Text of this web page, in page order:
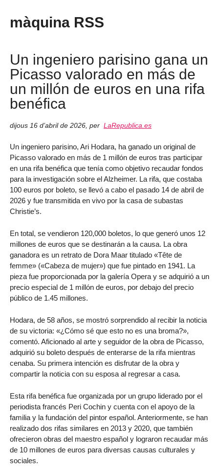
màquina RSS
Un ingeniero parisino gana un
Picasso valorado en más de
un millón de euros en una rifa
benéfica
dijous 16 d’abril de 2026 per LaRepublica.es
Un ingeniero parisino, Ari Hodara, ha ganado un original de
Picasso valorado en más de 1 millón de euros tras participar
en una rifa benéfica que tenía como objetivo recaudar fondos
para la investigación sobre el Alzheimer. La rifa, que costaba
100 euros por boleto, se llevó a cabo el pasado 14 de abril de
2026 y fue transmitida en vivo por la casa de subastas
Christie’s.
En total, se vendieron 120,000 boletos, lo que generó unos 12
millones de euros que se destinarán a la causa. La obra
ganadora es un retrato de Dora Maar titulado «Tête de
femme» («Cabeza de mujer») que fue pintado en 1941. La
pieza fue proporcionada por la galería Opera y se adquirió a un
precio especial de 1 millón de euros, por debajo del precio
público de 1.45 millones.
Hodara, de 58 años, se mostró sorprendido al recibir la noticia
de su victoria: «¿Cómo sé que esto no es una broma?»,
comentó. Aficionado al arte y seguidor de la obra de Picasso,
adquirió su boleto después de enterarse de la rifa mientras
cenaba. Su primera intención es disfrutar de la obra y
compartir la noticia con su esposa al regresar a casa.
Esta rifa benéfica fue organizada por un grupo liderado por el
periodista francés Peri Cochin y cuenta con el apoyo de la
familia y la fundación del pintor español. Anteriormente, se han
realizado dos rifas similares en 2013 y 2020, que también
ofrecieron obras del maestro español y lograron recaudar más
de 10 millones de euros para diversas causas culturales y
sociales.